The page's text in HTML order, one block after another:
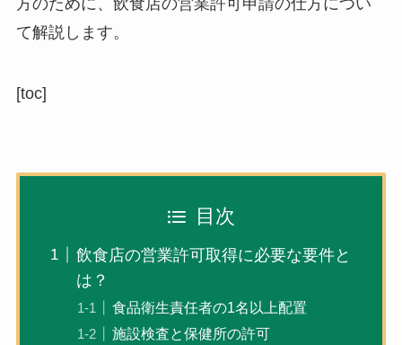
方のために、飲食店の営業許可申請の仕方につい
て解説します。
[toc]
目次
飲食店の営業許可取得に必要な要件と
は？
食品衛生責任者の1名以上配置
施設検査と保健所の許可